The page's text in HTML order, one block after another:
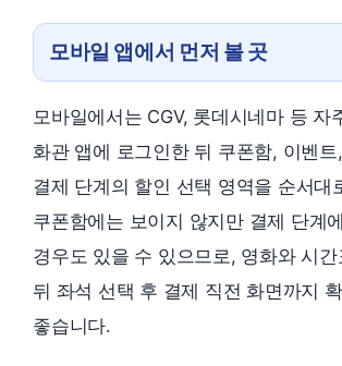
모바일 앱에서 먼저 볼 곳
모바일에서는 CGV, 롯데시네마 등 자
화관 앱에 로그인한 뒤 쿠폰함, 이벤
결제 단계의 할인 선택 영역을 순서대
쿠폰함에는 보이지 않지만 결제 단계
경우도 있을 수 있으므로, 영화와 시
뒤 좌석 선택 후 결제 직전 화면까지
좋습니다.